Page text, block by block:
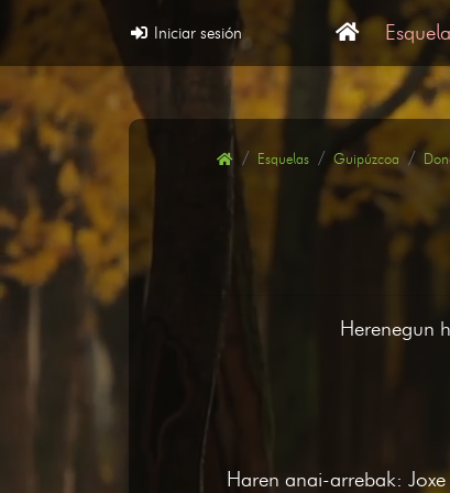
Iniciar sesión
Esquelas Guipúzcoa
Herenegun
Haren anai-arrebak: